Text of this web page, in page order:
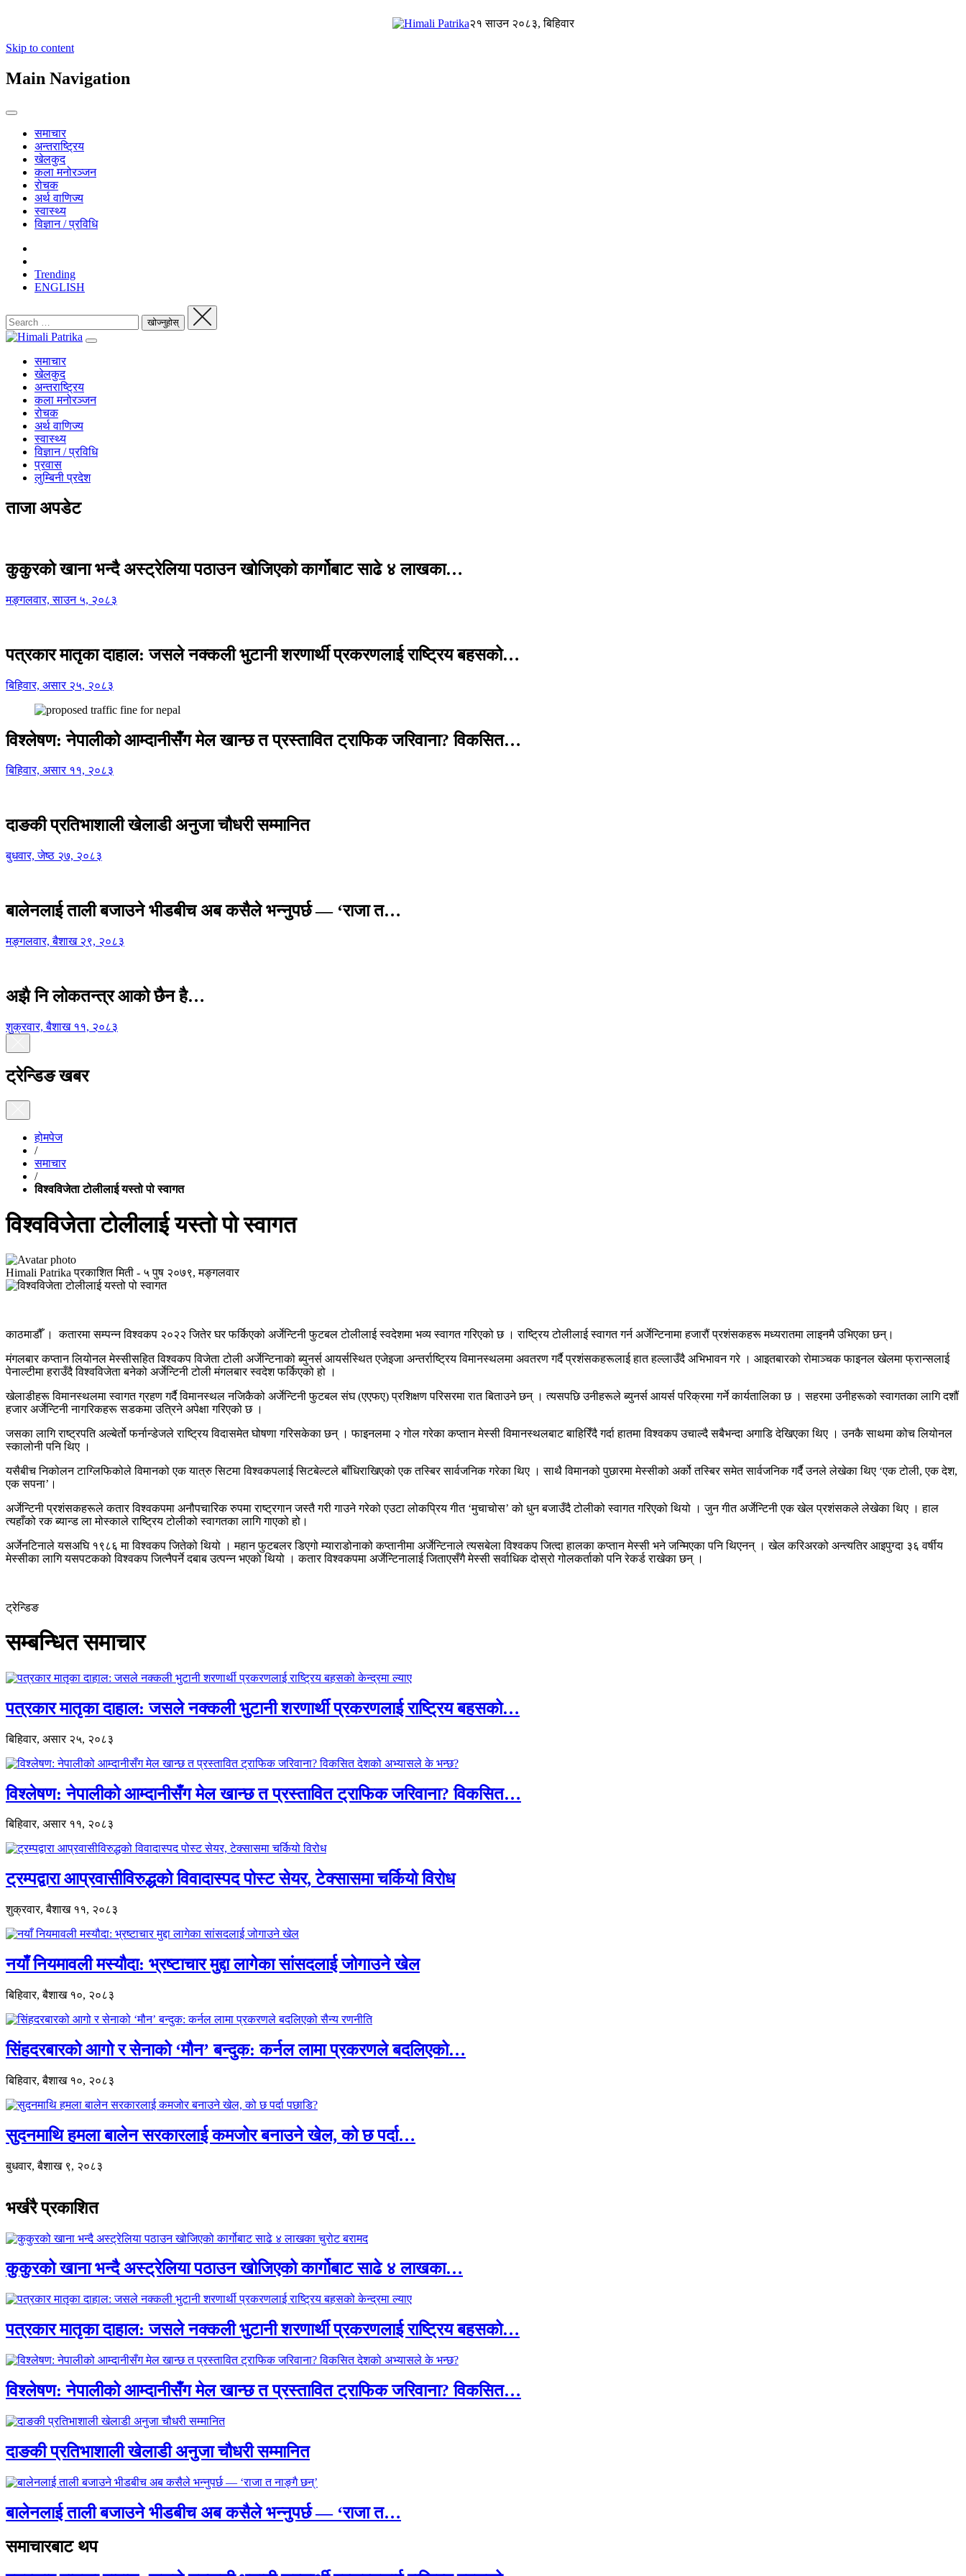
२१ साउन २०८३, बिहिवार
Skip to content
Main Navigation
समाचार
अन्तराष्ट्रिय
खेलकुद
कला मनोरञ्जन
रोचक
अर्थ वाणिज्य
स्वास्थ्य
विज्ञान / प्रविधि
Trending
ENGLISH
समाचार
खेलकुद
अन्तराष्ट्रिय
कला मनोरञ्जन
रोचक
अर्थ वाणिज्य
स्वास्थ्य
विज्ञान / प्रविधि
प्रवास
लुम्बिनी प्रदेश
ताजा अपडेट
कुकुरको खाना भन्दै अस्ट्रेलिया पठाउन खोजिएको कार्गोबाट साढे ४ लाखका…
मङ्गलवार, साउन ५, २०८३
पत्रकार मातृका दाहाल: जसले नक्कली भुटानी शरणार्थी प्रकरणलाई राष्ट्रिय बहसको…
बिहिवार, असार २५, २०८३
विश्लेषण: नेपालीको आम्दानीसँग मेल खान्छ त प्रस्तावित ट्राफिक जरिवाना? विकसित…
बिहिवार, असार ११, २०८३
दाङकी प्रतिभाशाली खेलाडी अनुजा चौधरी सम्मानित
बुधवार, जेष्ठ २७, २०८३
बालेनलाई ताली बजाउने भीडबीच अब कसैले भन्नुपर्छ — ‘राजा त…
मङ्गलवार, बैशाख २९, २०८३
अझै नि लोकतन्त्र आको छैन है…
शुक्रवार, बैशाख ११, २०८३
ट्रेन्डिङ खबर
होमपेज
/
समाचार
/
विश्वविजेता टोलीलाई यस्तो पो स्वागत
विश्वविजेता टोलीलाई यस्तो पो स्वागत
Himali Patrika प्रकाशित मिती - ५ पुष २०७९, मङ्गलवार
काठमाडौँ । कतारमा सम्पन्न विश्वकप २०२२ जितेर घर फर्किएको अर्जेन्टिनी फुटबल टोलीलाई स्वदेशमा भव्य स्वागत गरिएको छ । राष्ट्रिय टोलीलाई स्वागत गर्न अर्जेन्टिनामा हजारौं प्रशंसकहरू मध्यरातमा लाइनमै उभिएका छन्।
मंगलबार कप्तान लियोनल मेस्सीसहित विश्वकप विजेता टोली अर्जेन्टिनाको ब्युनर्स आयर्सस्थित एजेइजा अन्तर्राष्ट्रिय विमानस्थलमा अवतरण गर्दै प्रशंसकहरूलाई हात हल्लाउँदै अभिभावन गरे । आइतबारको रोमाञ्चक फाइनल खेलमा फ्रान्सलाई
पेनाल्टीमा हराउँदै विश्वविजेता बनेको अर्जेन्टिनी टोली मंगलबार स्वदेश फर्किएको हो ।
खेलाडीहरू विमानस्थलमा स्वागत ग्रहण गर्दै विमानस्थल नजिकैको अर्जेन्टिनी फुटबल संघ (एएफए) प्रशिक्षण परिसरमा रात बिताउने छन् । त्यसपछि उनीहरूले ब्युनर्स आयर्स परिक्रमा गर्ने कार्यतालिका छ । सहरमा उनीहरूको स्वागतका लागि दशौं
हजार अर्जेन्टिनी नागरिकहरू सडकमा उत्रिने अपेक्षा गरिएको छ ।
जसका लागि राष्ट्रपति अल्बेर्तो फर्नान्डेजले राष्ट्रिय विदासमेत घोषणा गरिसकेका छन् । फाइनलमा २ गोल गरेका कप्तान मेस्सी विमानस्थलबाट बाहिरिँदै गर्दा हातमा विश्वकप उचाल्दै सबैभन्दा अगाडि देखिएका थिए । उनकै साथमा कोच लियोनल
स्कालोनी पनि थिए ।
यसैबीच निकोलन टाग्लिफिकोले विमानको एक यात्रु सिटमा विश्वकपलाई सिटबेल्टले बाँधिराखिएको एक तस्बिर सार्वजनिक गरेका थिए । साथै विमानको पुछारमा मेस्सीको अर्को तस्बिर समेत सार्वजनिक गर्दै उनले लेखेका थिए ‘एक टोली, एक देश,
एक सपना’।
अर्जेन्टिनी प्रशंसकहरूले कतार विश्वकपमा अनौपचारिक रुपमा राष्ट्रगान जस्तै गरी गाउने गरेको एउटा लोकप्रिय गीत ‘मुचाचोस’ को धुन बजाउँदै टोलीको स्वागत गरिएको थियो । जुन गीत अर्जेन्टिनी एक खेल प्रशंसकले लेखेका थिए । हाल
त्यहाँको रक ब्यान्ड ला मोस्काले राष्ट्रिय टोलीको स्वागतका लागि गाएको हो।
अर्जेनटिनाले यसअघि १९८६ मा विश्वकप जितेको थियो । महान फुटबलर डिएगो म्याराडोनाको कप्तानीमा अर्जेन्टिनाले त्यसबेला विश्वकप जित्दा हालका कप्तान मेस्सी भने जन्मिएका पनि थिएनन् । खेल करिअरको अन्त्यतिर आइपुग्दा ३६ वर्षीय
मेस्सीका लागि यसपटकको विश्वकप जित्नैपर्ने दबाब उत्पन्न भएको थियो । कतार विश्वकपमा अर्जेन्टिनालाई जिताएसँगै मेस्सी सर्वाधिक दोस्रो गोलकर्ताको पनि रेकर्ड राखेका छन् ।
ट्रेन्डिङ
सम्बन्धित समाचार
पत्रकार मातृका दाहाल: जसले नक्कली भुटानी शरणार्थी प्रकरणलाई राष्ट्रिय बहसको…
बिहिवार, असार २५, २०८३
विश्लेषण: नेपालीको आम्दानीसँग मेल खान्छ त प्रस्तावित ट्राफिक जरिवाना? विकसित…
बिहिवार, असार ११, २०८३
ट्रम्पद्वारा आप्रवासीविरुद्धको विवादास्पद पोस्ट सेयर, टेक्सासमा चर्कियो विरोध
शुक्रवार, बैशाख ११, २०८३
नयाँ नियमावली मस्यौदा: भ्रष्टाचार मुद्दा लागेका सांसदलाई जोगाउने खेल
बिहिवार, बैशाख १०, २०८३
सिंहदरबारको आगो र सेनाको ‘मौन’ बन्दुक: कर्नल लामा प्रकरणले बदलिएको…
बिहिवार, बैशाख १०, २०८३
सुदनमाथि हमला बालेन सरकारलाई कमजोर बनाउने खेल, को छ पर्दा…
बुधवार, बैशाख ९, २०८३
भर्खरै प्रकाशित
कुकुरको खाना भन्दै अस्ट्रेलिया पठाउन खोजिएको कार्गोबाट साढे ४ लाखका…
पत्रकार मातृका दाहाल: जसले नक्कली भुटानी शरणार्थी प्रकरणलाई राष्ट्रिय बहसको…
विश्लेषण: नेपालीको आम्दानीसँग मेल खान्छ त प्रस्तावित ट्राफिक जरिवाना? विकसित…
दाङकी प्रतिभाशाली खेलाडी अनुजा चौधरी सम्मानित
बालेनलाई ताली बजाउने भीडबीच अब कसैले भन्नुपर्छ — ‘राजा त…
समाचारबाट थप